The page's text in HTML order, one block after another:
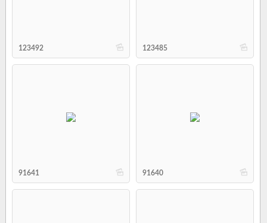
b
123492 b
123485
b
91641 b
91640